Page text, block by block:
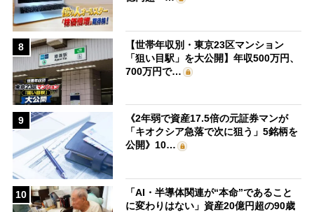
8
【世帯年収別・東京23区マンション
「狙い目駅」を大公開】年収500万円、
700万円で…
9
《2年弱で資産17.5倍の元証券マンが
「キオクシア急落で次に狙う」5銘柄を
公開》10…
10
「AI・半導体関連が“本命”であること
に変わりはない」資産20億円超の90歳